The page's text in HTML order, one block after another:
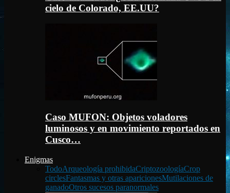
cielo de Colorado, EE.UU?
Caso MUFON: Objetos voladores
luminosos y en movimiento reportados en
Cusco…
Enigmas
TodoArqueología prohibidaCriptozoologíaCrop
circlesFantasmas y otras aparicionesMutilaciones de
ganadoOtros sucesos paranormales